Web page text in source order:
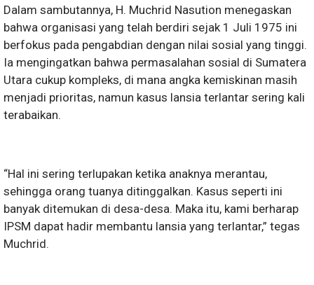
Dalam sambutannya, H. Muchrid Nasution menegaskan
bahwa organisasi yang telah berdiri sejak 1 Juli 1975 ini
berfokus pada pengabdian dengan nilai sosial yang tinggi.
Ia mengingatkan bahwa permasalahan sosial di Sumatera
Utara cukup kompleks, di mana angka kemiskinan masih
menjadi prioritas, namun kasus lansia terlantar sering kali
terabaikan.
“Hal ini sering terlupakan ketika anaknya merantau,
sehingga orang tuanya ditinggalkan. Kasus seperti ini
banyak ditemukan di desa-desa. Maka itu, kami berharap
IPSM dapat hadir membantu lansia yang terlantar,” tegas
Muchrid.